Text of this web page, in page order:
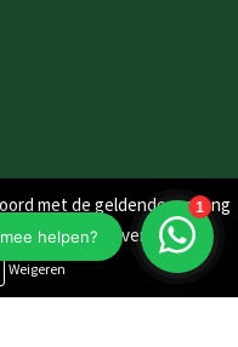
mis nooit meer één van
met de geldende omgang
website wordt vermeld.
Weigeren